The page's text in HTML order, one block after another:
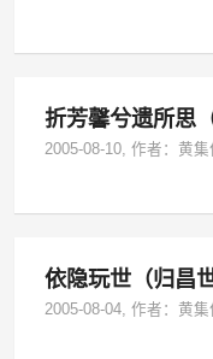
折芳馨兮遗所思
2005-08-10, 作者：黄集
依隐玩世（归昌世
2005-08-04, 作者：黄集